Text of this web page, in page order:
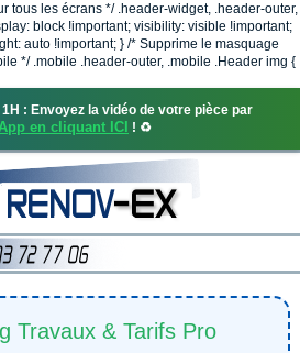
tous les écrans */ .header-widget, .header-outer,
block !important; visibility: visible !important;
auto !important; } /* Supprime le masquage
*/ .mobile .header-outer, .mobile .Header img {
: Envoyez la vidéo de votre pièce par
en cliquant ICI ! ♻️
Travaux & Tarifs Pro